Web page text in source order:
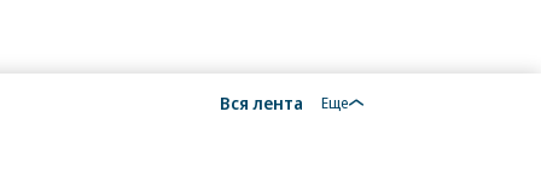
Вся лента Еще